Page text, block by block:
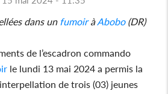
dans un fumoiràAbobo(DR)
de l’escadron commando
le lundi 13 mai 2024 a permis la
de trois (03) jeunes